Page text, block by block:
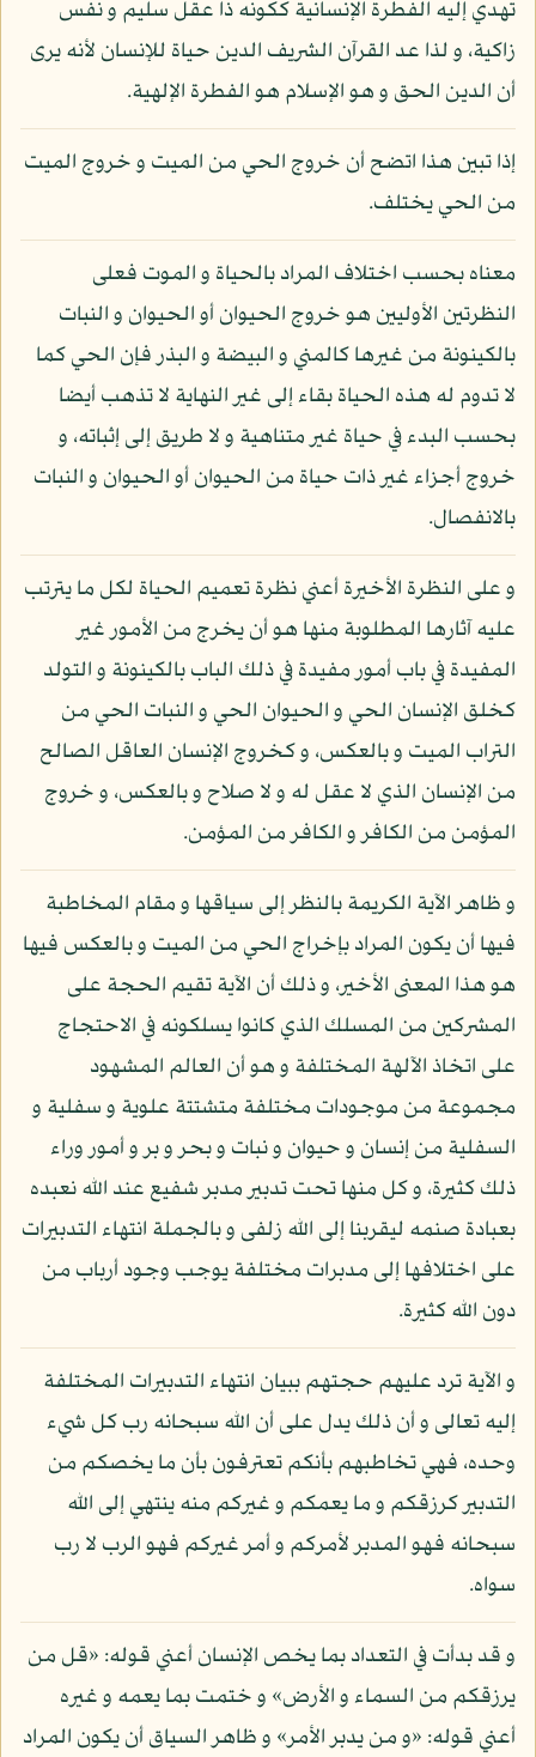
تهدي إليه الفطرة الإنسانية ككونه ذا عقل سليم و نفس
زاكية، و لذا عد القرآن الشريف الدين حياة للإنسان لأنه يرى
أن الدين الحق و هو الإسلام هو الفطرة الإلهية.
إذا تبين هذا اتضح أن خروج الحي من الميت و خروج الميت
من الحي يختلف.
معناه بحسب اختلاف المراد بالحياة و الموت فعلى
النظرتين الأوليين هو خروج الحيوان أو الحيوان و النبات
بالكينونة من غيرها كالمني و البيضة و البذر فإن الحي كما
لا تدوم له هذه الحياة بقاء إلى غير النهاية لا تذهب أيضا
بحسب البدء في حياة غير متناهية و لا طريق إلى إثباته، و
خروج أجزاء غير ذات حياة من الحيوان أو الحيوان و النبات
بالانفصال.
و على النظرة الأخيرة أعني نظرة تعميم الحياة لكل ما يترتب
عليه آثارها المطلوبة منها هو أن يخرج من الأمور غير
المفيدة في باب أمور مفيدة في ذلك الباب بالكينونة و التولد
كخلق الإنسان الحي و الحيوان الحي و النبات الحي من
التراب الميت و بالعكس، و كخروج الإنسان العاقل الصالح
من الإنسان الذي لا عقل له و لا صلاح و بالعكس، و خروج
المؤمن من الكافر و الكافر من المؤمن.
و ظاهر الآية الكريمة بالنظر إلى سياقها و مقام المخاطبة
فيها أن يكون المراد بإخراج الحي من الميت و بالعكس فيها
هو هذا المعنى الأخير، و ذلك أن الآية تقيم الحجة على
المشركين من المسلك الذي كانوا يسلكونه في الاحتجاج
على اتخاذ الآلهة المختلفة و هو أن العالم المشهود
مجموعة من موجودات مختلفة متشتتة علوية و سفلية و
السفلية من إنسان و حيوان و نبات و بحر و بر و أمور وراء
ذلك كثيرة، و كل منها تحت تدبير مدبر شفيع عند الله نعبده
بعبادة صنمه ليقربنا إلى الله زلفى و بالجملة انتهاء التدبيرات
على اختلافها إلى مدبرات مختلفة يوجب وجود أرباب من
دون الله كثيرة.
و الآية ترد عليهم حجتهم ببيان انتهاء التدبيرات المختلفة
إليه تعالى و أن ذلك يدل على أن الله سبحانه رب كل شيء
وحده، فهي تخاطبهم بأنكم تعترفون بأن ما يخصكم من
التدبير كرزقكم و ما يعمكم و غيركم منه ينتهي إلى الله
سبحانه فهو المدبر لأمركم و أمر غيركم فهو الرب لا رب
سواه.
و قد بدأت في التعداد بما يخص الإنسان أعني قوله: «قل من
يرزقكم من السماء و الأرض» و ختمت بما يعمه و غيره
أعني قوله: «و من يدبر الأمر» و ظاهر السياق أن يكون المراد